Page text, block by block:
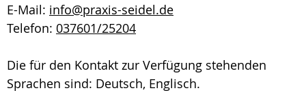
E-Mail: info@praxis-seidel.de
Telefon: 037601/25204
Die für den Kontakt zur Verfügung stehenden
Sprachen sind: Deutsch, Englisch.